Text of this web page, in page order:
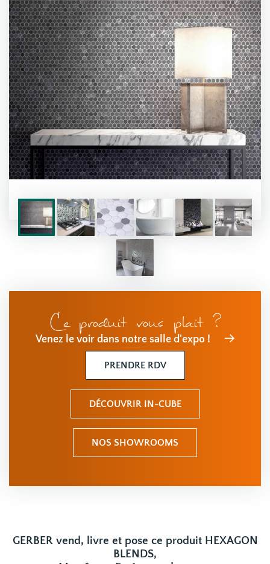
Ce produit vous plait ?
Venez le voir dans notre salle d'expo !
PRENDRE RDV
DÉCOUVRIR IN-CUBE
NOS SHOWROOMS
GERBER vend, livre et pose ce produit HEXAGON
BLENDS,